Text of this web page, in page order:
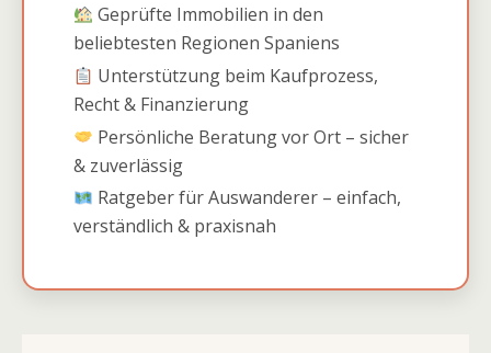
Geprüfte Immobilien in den
beliebtesten Regionen Spaniens
Unterstützung beim Kaufprozess,
Recht & Finanzierung
Persönliche Beratung vor Ort – sicher
& zuverlässig
Ratgeber für Auswanderer – einfach,
verständlich & praxisnah